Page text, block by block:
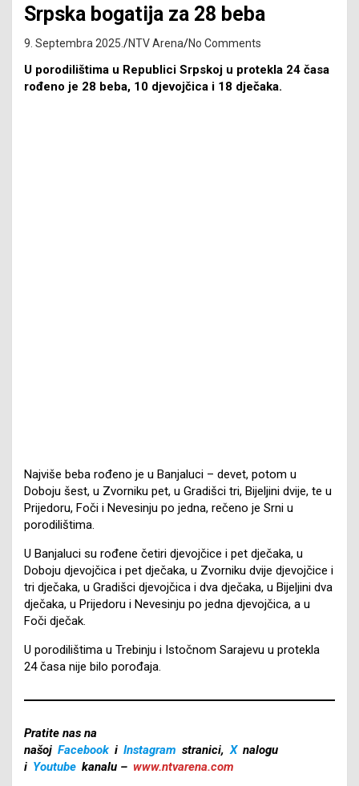
Srpska bogatija za 28 beba
9. Septembra 2025. NTV Arena No Comments
U porodilištima u Republici Srpskoj u protekla 24 časa
rođeno je 28 beba, 10 djevojčica i 18 dječaka.
Najviše beba rođeno je u Banjaluci – devet, potom u
Doboju šest, u Zvorniku pet, u Gradišci tri, Bijeljini dvije, te u
Prijedoru, Foči i Nevesinju po jedna, rečeno je Srni u
porodilištima.
U Banjaluci su rođene četiri djevojčice i pet dječaka, u
Doboju djevojčica i pet dječaka, u Zvorniku dvije djevojčice i
tri dječaka, u Gradišci djevojčica i dva dječaka, u Bijeljini dva
dječaka, u Prijedoru i Nevesinju po jedna djevojčica, a u
Foči dječak.
U porodilištima u Trebinju i Istočnom Sarajevu u protekla
24 časa nije bilo porođaja.
Pratite nas na
našoj Facebook i Instagram stranici, X nalogu
i Youtube kanalu – www.ntvarena.com